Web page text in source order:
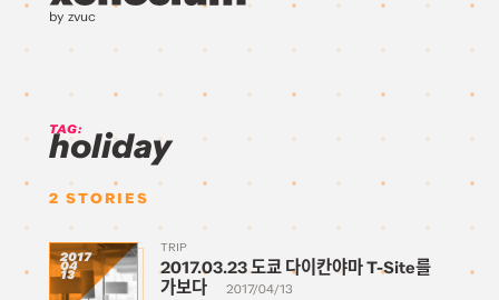
by zvuc
TAG:
holiday
2 STORIES
2017
04
13
TRIP
2017.03.23 도쿄 다이칸야마 T-Site를
가보다
2017/04/13